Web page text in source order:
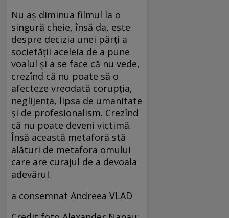
Nu aș diminua filmul la o
singură cheie, însă da, este
despre decizia unei părți a
societății aceleia de a pune
voalul și a se face că nu vede,
crezînd că nu poate să o
afecteze vreodată corupția,
neglijența, lipsa de umanitate
și de profesionalism. Crezînd
că nu poate deveni victimă.
Însă această metaforă stă
alături de metafora omului
care are curajul de a devoala
adevărul.
a consemnat Andreea VLAD